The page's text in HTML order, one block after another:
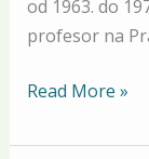
od 1963. do
profesor na
Read More »